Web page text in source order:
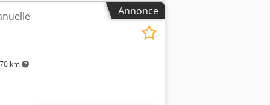
– vendue en l’état Paiement : net
Annonce
km